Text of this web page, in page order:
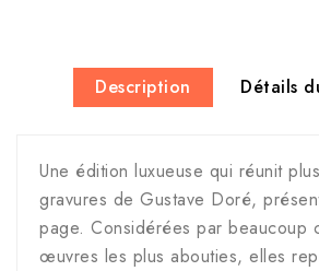
Description Détails
Une édition luxueuse qui réunit
gravures de Gustave Doré,
page. Considérées par beaucoup
œuvres les plus abouties, elles